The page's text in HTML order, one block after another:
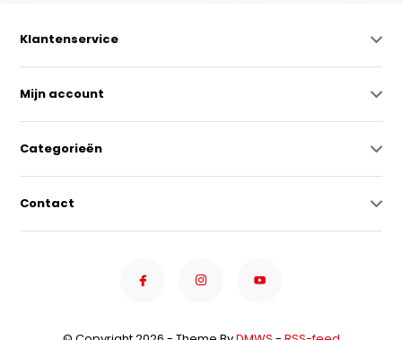
Klantenservice
Mijn account
Categorieën
Contact